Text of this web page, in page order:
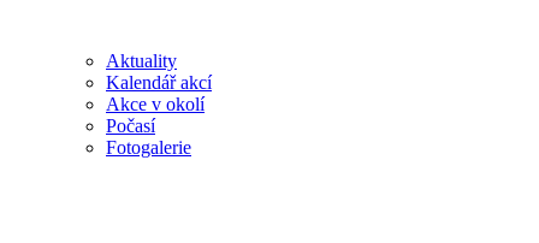
Aktuality
Kalendář akcí
Akce v okolí
Počasí
Fotogalerie